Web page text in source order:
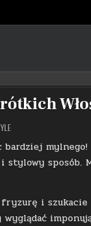
bardziej
stylowy sposób.
fryzurę i